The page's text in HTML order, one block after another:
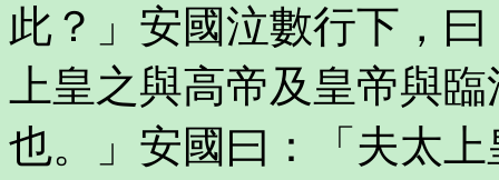
此？」安國泣數行下，
上皇之與高帝及皇帝與
也。」安國曰：「夫太